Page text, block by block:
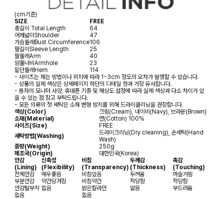
(cm기준)
SIZE
FREE
총길이 Total Length
64
어깨넓이Shoulder
47
가슴둘레Bust Circumference106
팔길이Sleeve Length
25
팔둘레Arm
40
암홀너비Armhole
23
밑단둘레Hem
114
- 사이즈는 재는 방법이나 위치에 따라 1~3cm 정도의 오차가 발생할 수 있습니다.
- 상품의 실제 색상은 상세페이지 하단의 디테일 컷과 가장 유사합니다.
- 용자의 모니터 사양, 휴대폰 기종 및 해상도 설정에 따라 실제 색상과 다소 차이가 있
을 수 있는 점 참고 부탁드립니다.
- 모든 의류의 첫 세탁은 소재 변형 방지를 위해 드라이클리닝을 권장합니다.
색상(Color)
크림(Cream), 네이비(Navy), 브라운(Brown)
소재(Material)
면(Cotton) 100%
사이즈(Size)
FREE
세탁방법(Washing)
드라이크리닝(Dry cleaning), 손세탁(Hand
Wash)
중량(Weight)
250g
제조국(Origin)
대한민국(Korea)
안감
(Lining)
신축성
(Flexibility)
비침
(Transparency)
두께감
(Thickness)
촉감
(Touching)
전체안감
매우좋음 비침있음 두꺼움
까슬거림
부분안감
약간당겨짐 비침약간 적당함
적당함
안감탈부착 없음 밝은칼라만 얇음
부드러움
없음
없음